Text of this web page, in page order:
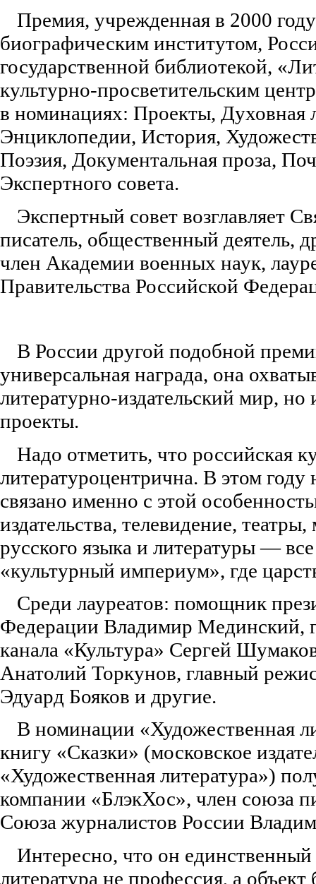
Премия, учрежденная в 2000
биографическим институтом,
государственной библиотекой,
культурно-просветительским
в номинациях: Проекты, Духовная
Энциклопедии, История,
Поэзия, Документальная проза,
Экспертного совета.
Экспертный совет возглавляет
писатель, общественный деятель,
член Академии военных наук,
Правительства Российской
В России другой подобной
универсальная награда, она
литературно-издательский мир,
проекты.
Надо отметить, что российская
литературоцентрична. В этом году
связано именно с этой
издательства, телевидение,
русского языка и литературы —
«культурный империум», где
Среди лауреатов: помощник
Федерации Владимир Мединский,
канала «Культура» Сергей
Анатолий Торкунов, главный
Эдуард Бояков и другие.
В номинации «Художественная
книгу «Сказки» (московское
«Художественная литература»)
компании «БлэкХос», член союза
Союза журналистов России
Интересно, что он единственный
литература не профессия, а